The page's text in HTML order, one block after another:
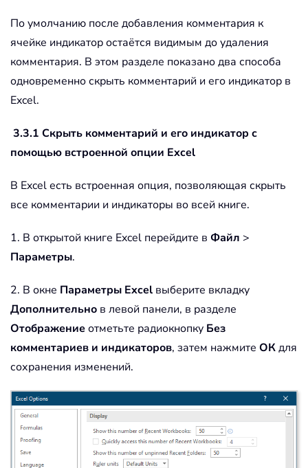
По умолчанию после добавления комментария к
ячейке индикатор остаётся видимым до удаления
комментария. В этом разделе показано два способа
одновременно скрыть комментарий и его индикатор в
Excel.
3.3.1 Скрыть комментарий и его индикатор с
помощью встроенной опции Excel
В Excel есть встроенная опция, позволяющая скрыть
все комментарии и индикаторы во всей книге.
1. В открытой книге Excel перейдите в Файл >
Параметры.
2. В окне Параметры Excel выберите вкладку
Дополнительно в левой панели, в разделе
Отображениеотметьте радиокнопку Без
комментариев и индикаторов, затем нажмите ОКдля
сохранения изменений.